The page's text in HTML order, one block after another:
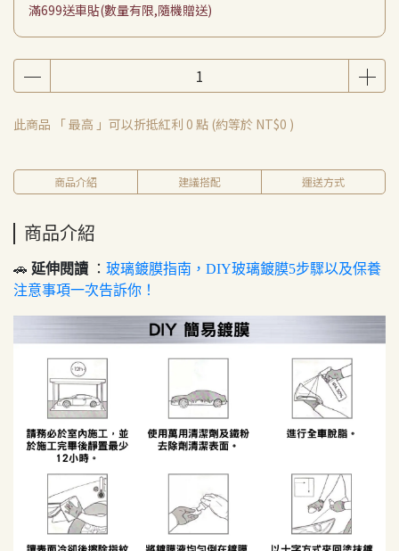
滿699送車貼(數量有限,隨機贈送)
此商品 「 最高 」可以折抵紅利 0 點 (約等於 NT$0 )
商品介紹 建議搭配 運送方式
商品介紹
🚗 延伸閱讀 ： 玻璃鍍膜指南，DIY玻璃鍍膜5步驟以及保養
注意事項一次告訴你！